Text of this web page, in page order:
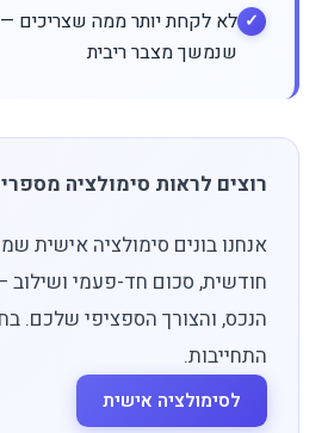
לא לקחת יותר ממה שצריכים
שנמשך מצבר ריבית
רוצים לראות סימולציה
אנחנו בונים סימולציה אישית
חודשית, סכום חד-פעמי ושילוב
הנכס, והצורך הספציפי שלכם.
התחייבות.
לסימולציה אישית